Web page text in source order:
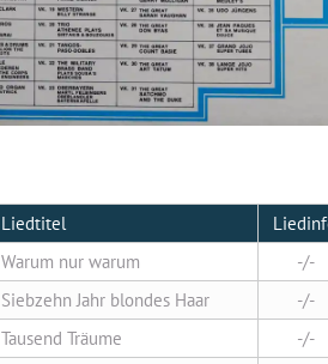
Warum nur warum
-/-
Siebzehn Jahr blondes Haar
-/-
Tausend Träume
-/-
Liedtitel